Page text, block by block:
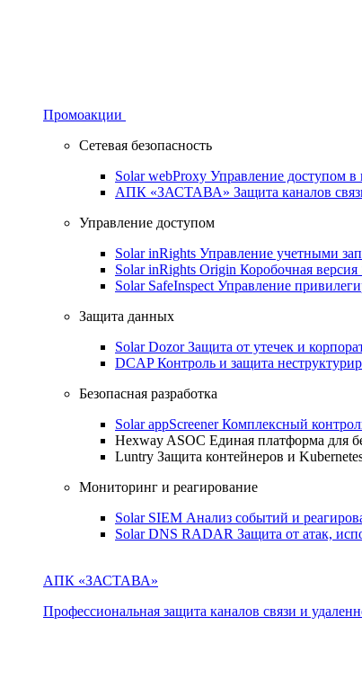
Промоакции
Сетевая безопасность
Solar webProxy Управление доступом в
АПК «ЗАСТАВА» Защита каналов
Управление доступом
Solar inRights Управление учетными
Solar inRights Origin Коробочная
Solar SafeInspect Управление
Защита данных
Solar DozorЗащита от утечек и
DCAPКонтроль и защита
Безопасная разработка
Solar appScreenerКомплексный
Hexway ASOC Единая платформа для
Luntry Защита контейнеров и
Мониторинг и реагирование
Solar SIEM Анализ событий и
Solar DNS RADAR Защита от атак,
АПК «ЗАСТАВА»
Профессиональная защита каналов связи и